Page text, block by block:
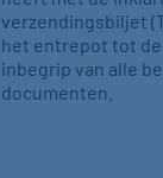
verzendingsbiljet
het entrepot tot
inbegrip van alle
documenten.